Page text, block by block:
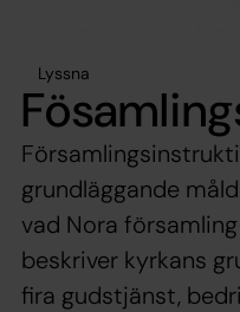
Lyssna
grundläggande
vad Nora
beskriver kyrkans
fira gudstjänst,